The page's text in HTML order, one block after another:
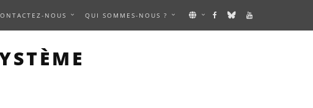
NOUS QUI SOMMES-NOUS ?